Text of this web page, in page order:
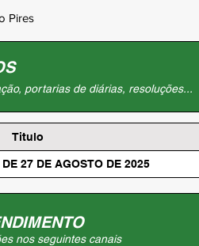
Pires
portarias de diárias, resoluções...
Titulo
DE 27 DE AGOSTO DE 2025
nos seguintes canais